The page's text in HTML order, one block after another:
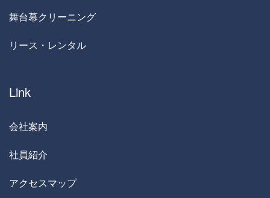
舞台幕クリーニング
リース・レンタル
Link
会社案内
社員紹介
アクセスマップ